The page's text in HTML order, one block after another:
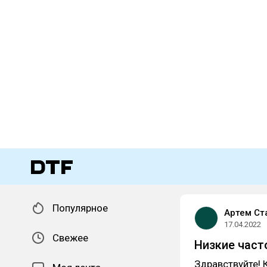
Популярное
Свежее
Артем
17.04.2022
Низкие
Здравствуйте!